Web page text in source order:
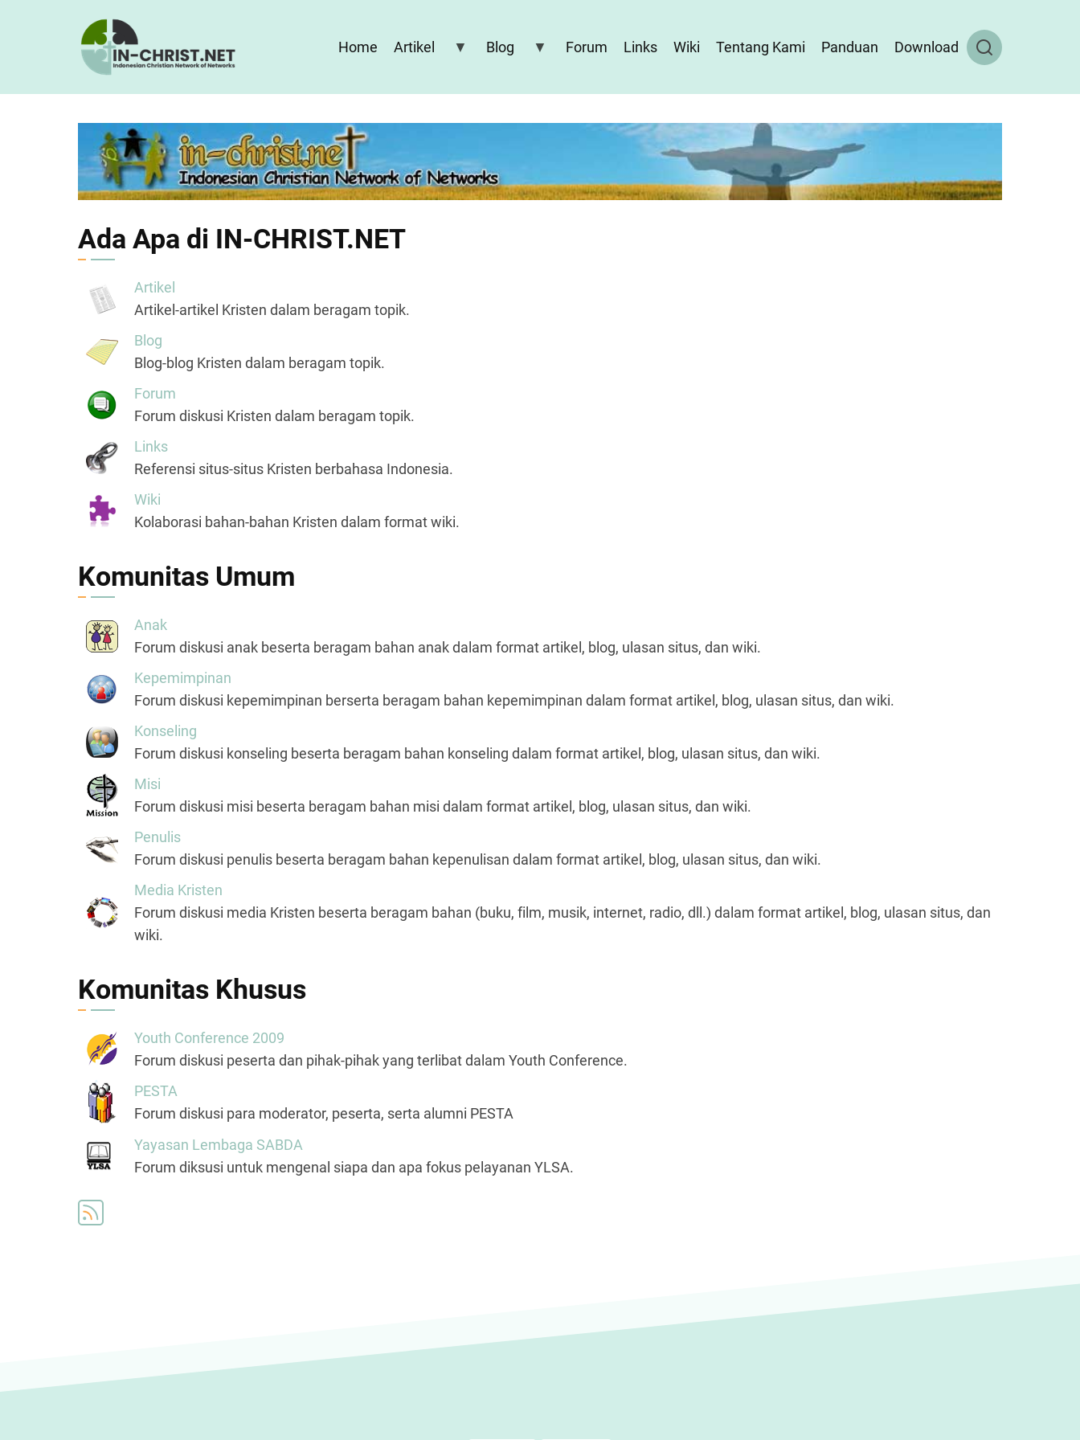
Home Artikel Blog Forum Links Wiki Tentang Kami Panduan Download
Ada Apa di IN-CHRIST.NET
Artikel
Artikel-artikel Kristen dalam beragam topik.
Blog
Blog-blog Kristen dalam beragam topik.
Forum
Forum diskusi Kristen dalam beragam topik.
Links
Referensi situs-situs Kristen berbahasa Indonesia.
Wiki
Kolaborasi bahan-bahan Kristen dalam format wiki.
Komunitas Umum
Anak
Forum diskusi anak beserta beragam bahan anak dalam format artikel, blog, ulasan situs, dan wiki.
Kepemimpinan
Forum diskusi kepemimpinan berserta beragam bahan kepemimpinan dalam format artikel, blog, ulasan situs, dan wiki.
Konseling
Forum diskusi konseling beserta beragam bahan konseling dalam format artikel, blog, ulasan situs, dan wiki.
Misi
Forum diskusi misi beserta beragam bahan misi dalam format artikel, blog, ulasan situs, dan wiki.
Penulis
Forum diskusi penulis beserta beragam bahan kepenulisan dalam format artikel, blog, ulasan situs, dan wiki.
Media Kristen
Forum diskusi media Kristen beserta beragam bahan (buku, film, musik, internet, radio, dll.) dalam format artikel, blog, ulasan situs, dan
wiki.
Komunitas Khusus
Youth Conference 2009
Forum diskusi peserta dan pihak-pihak yang terlibat dalam Youth Conference.
PESTA
Forum diskusi para moderator, peserta, serta alumni PESTA
Yayasan Lembaga SABDA
Forum diksusi untuk mengenal siapa dan apa fokus pelayanan YLSA.